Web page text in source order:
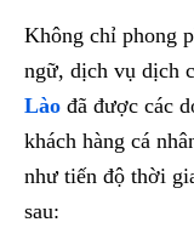
Không chỉ phong
ngữ, dịch vụ dịch
Lào đã được các
khách hàng cá
như tiến độ thời
sau: